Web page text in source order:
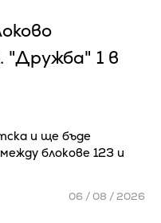
"Дружба" 1 в
и ще бъде
блокове 123 и
06 / 08 / 2026